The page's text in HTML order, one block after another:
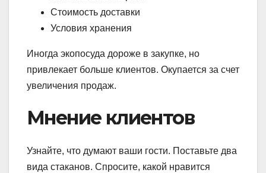
Стоимость доставки
Условия хранения
Иногда экопосуда дороже в закупке, но
привлекает больше клиентов. Окупается за счет
увеличения продаж.
Мнение клиентов
Узнайте, что думают ваши гости. Поставьте два
вида стаканов. Спросите, какой нравится